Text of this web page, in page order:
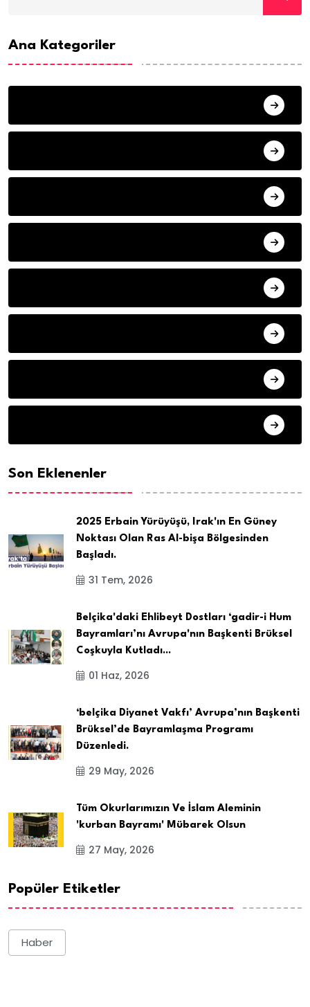
Ana Kategoriler
Son Eklenenler
2025 Erbain Yürüyüşü, Irak'ın En Güney
Noktası Olan Ras Al-bişa Bölgesinden
Başladı.
31 Tem, 2026
Belçika'daki Ehlibeyt Dostları ‘gadir-i Hum
Bayramları’nı Avrupa'nın Başkenti Brüksel
Coşkuyla Kutladı...
01 Haz, 2026
‘belçika Diyanet Vakfı’ Avrupa’nın Başkenti
Brüksel’de Bayramlaşma Programı
Düzenledi.
29 May, 2026
Tüm Okurlarımızın Ve İslam Aleminin
'kurban Bayramı' Mübarek Olsun
27 May, 2026
Popüler Etiketler
Haber